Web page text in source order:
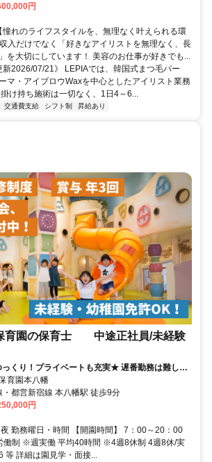
環境です♪
円
憧れのライフスタイルを、無理なく叶えられる環
入だけでなく「好きなアイリストを無理なく、長
を大切にしています！ 美容のお仕事が好きでも...
新2026/07/21》 LEPIAでは、韓国式まつ毛パー
マ・アイブロウWaxを中心としたアイリスト業務
け持ち施術は一切なく、1日4～6...
交通費支給 シフト制 昇給あり
育園の保育士 中途正社員/未経験
っくり！プライベートも充実★ 遅番勤務は難しい
方！
育園本八幡
・都営新宿線 本八幡駅 徒歩9分
円
勤務曜日・時間 【開園時間】 7：00～20：00
働制 ※週実働 平均40時間 ※4週8休制 4週8休/実
等 詳細は園見学・面接...